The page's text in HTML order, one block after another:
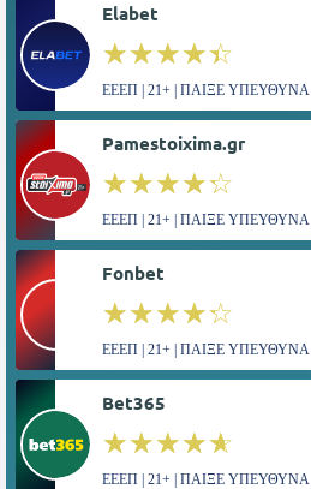
Elabet
☆☆☆☆☆
★★★★★
ΕΕΕΠ | 21+ | ΠΑΙΞΕ ΥΠΕΥΘΥΝΑ
Pamestoixima.gr
☆☆☆☆☆
★★★★★
ΕΕΕΠ | 21+ | ΠΑΙΞΕ ΥΠΕΥΘΥΝΑ
Fonbet
☆☆☆☆☆
★★★★★
ΕΕΕΠ | 21+ | ΠΑΙΞΕ ΥΠΕΥΘΥΝΑ
Bet365
☆☆☆☆☆
★★★★★
ΕΕΕΠ | 21+ | ΠΑΙΞΕ ΥΠΕΥΘΥΝΑ